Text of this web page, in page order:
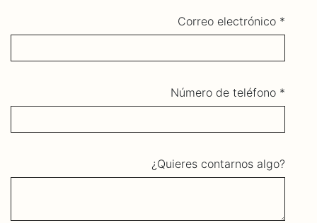
Correo electrónico
Número de teléfono
¿Quieres contarnos algo?